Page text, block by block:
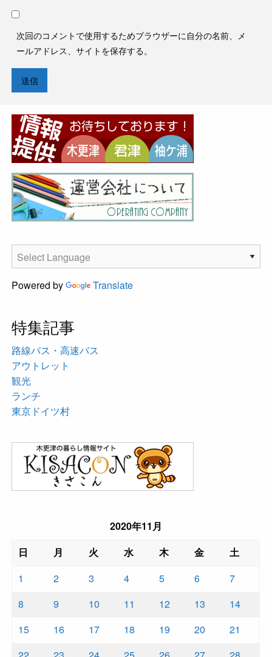
次回のコメントで使用するためブラウザーに自分の名前、メ
ールアドレス、サイトを保存する。
Powered by Translate
特集記事
路線バス・高速バス
アウトレット
観光
ランチ
東京ドイツ村
2020年11月
日
月 火 水 木 金
土
1
2 3 4 5 6
7
8
9 10 11 12 13
14
15
16 17 18 19 20
21